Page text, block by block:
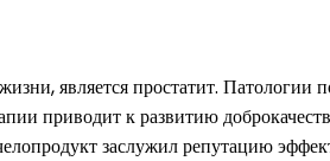
является простатит. Патологии
приводит к развитию
заслужил репутацию